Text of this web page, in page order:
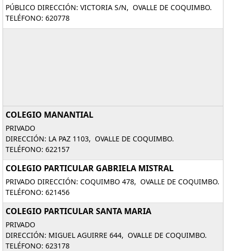
PÚBLICO DIRECCIÓN: VICTORIA S/N, OVALLE DE COQUIMBO.
TELÉFONO: 620778
COLEGIO MANANTIAL
PRIVADO
DIRECCIÓN: LA PAZ 1103, OVALLE DE COQUIMBO.
TELÉFONO: 622157
COLEGIO PARTICULAR GABRIELA MISTRAL
PRIVADO DIRECCIÓN: COQUIMBO 478, OVALLE DE COQUIMBO.
TELÉFONO: 621456
COLEGIO PARTICULAR SANTA MARIA
PRIVADO
DIRECCIÓN: MIGUEL AGUIRRE 644, OVALLE DE COQUIMBO.
TELÉFONO: 623178